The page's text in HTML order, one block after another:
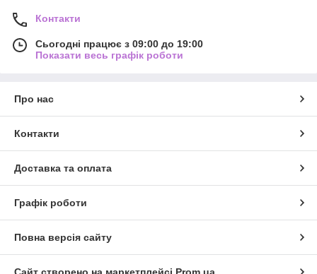
Контакти
Сьогодні працює з 09:00 до 19:00
Показати весь графік роботи
Про нас
Контакти
Доставка та оплата
Графік роботи
Повна версія сайту